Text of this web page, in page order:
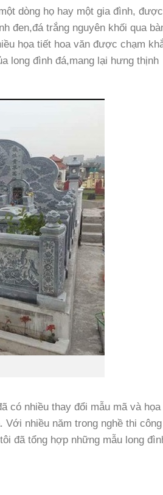
dòng họ hay một gia đình, được
đen,đá trắng nguyên khối qua
họa tiết hoa văn được chạm
long đình đá,mang lại hưng thịnh
có nhiều thay đổi mẫu mã và họa
. Với nhiều năm trong nghề thi công
đã tổng hợp những mẫu long